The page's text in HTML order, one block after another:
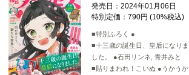
発売日：2024年01月06日
特別定価：790円 (10%税込)
■特別ふろく ●
■十三歳の誕生日、皇后になりま
した。 ●石田リンネ, 青井みと
■貼りまわれ！こいぬ ●うかうか